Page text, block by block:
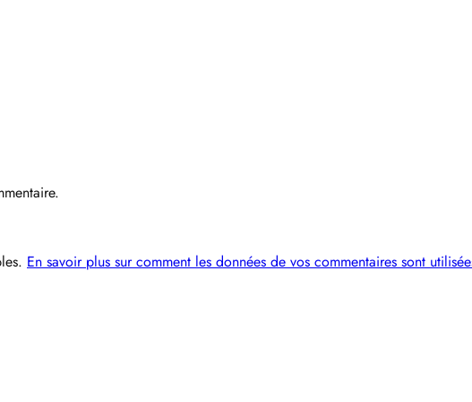
En savoir plus sur comment les données de vos commentaires sont